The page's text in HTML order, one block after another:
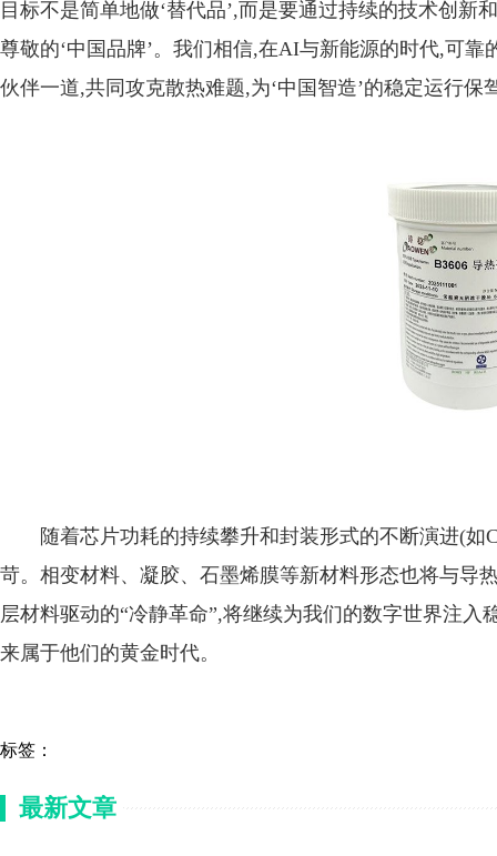
目标不是简单地做‘替代品’,而是要通过持续的技术创
尊敬的‘中国品牌’。我们相信,在AI与新能源的时代,可
伙伴一道,共同攻克散热难题,为‘中国智造’的稳定运行保
随着芯片功耗的持续攀升和封装形式的不断演进(
苛。相变材料、凝胶、石墨烯膜等新材料形态也将与导
层材料驱动的“冷静革命”,将继续为我们的数字世界注
来属于他们的黄金时代。
标签：
最新文章